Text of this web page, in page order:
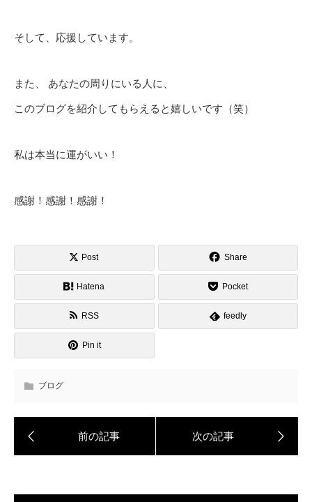
そして、応援しています。
また、 あなたの周りにいる人に、
このブログを紹介してもらえると嬉しいです（笑）
私は本当に運がいい！
感謝！感謝！感謝！
Post Share
Hatena Pocket
RSS feedly
Pin it
ブログ